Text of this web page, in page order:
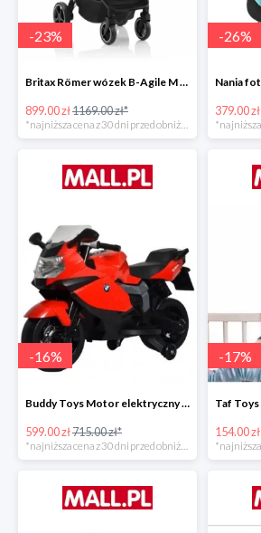
-23%
Britax Römer wózek B-Agile M Black Shadow 2020 -23%
899.00 zł1169.00 zł*
*najniższa cena z 30 dni przed obniżką
-26%
379.00 zł
-16%
Buddy Toys Motor elektryczny BMW K1300 BEC 6011 -16%
599.00 zł715.00 zł*
-17%
154.00 zł